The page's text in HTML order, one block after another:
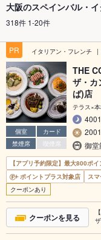
大阪のスペインバル・
318件 1-20件
PR イタリアン・フレンチ
個室
カード
禁煙席
喫煙席
THE
ザ・カ
ば)店
テラス×
御
【アプリ予約限定】最大800ポ
ポイントプラス対象店
ス
クーポンあり
クーポンを見る